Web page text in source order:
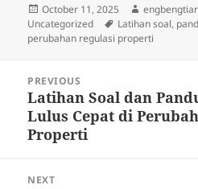
Posted
on
October 11, 2025 Author
Uncategorized
Tags
Latihan soal,
perubahan regulasi properti
navigation
PREVIOUS
Previous
post:
Latihan Soal dan
Lulus Cepat di
Properti
NEXT